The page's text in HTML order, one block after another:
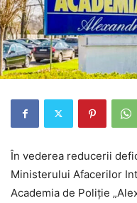
În vederea reducerii
Ministerului Afacerilor
Academia de Poliţie